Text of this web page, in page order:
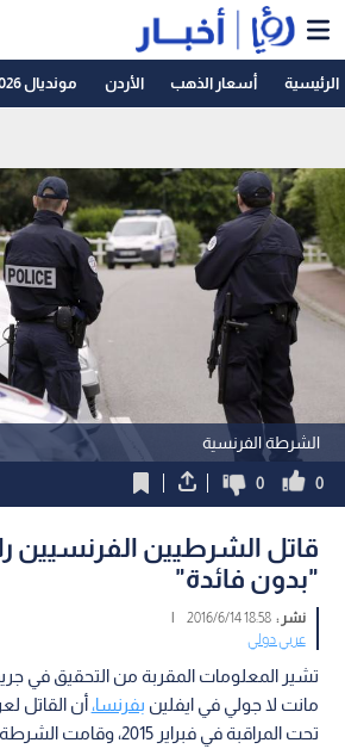
الرئيسية أسعار الذهب الأردن مونديال 2026
الشرطة الفرنسية
0
0
قاتل الشرطيين الفرنسيين
"بدون فائدة"
نشر :18:58 2016/6/14
|
عربي دولي
تشير المعلومات المقربة من التحقيق في
مانت لا جولي في ايفلين بفرنسا،أن القاتل
تحت المراقبة في فبراير